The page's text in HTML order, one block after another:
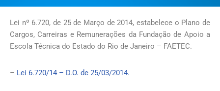
Lei nº 6.720, de 25 de Março de 2014, estabelece o Plano de
Cargos, Carreiras e Remunerações da Fundação de Apoio a
Escola Técnica do Estado do Rio de Janeiro – FAETEC.
– Lei 6.720/14 – D.O. de 25/03/2014.